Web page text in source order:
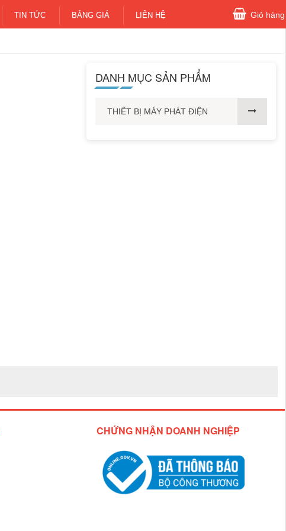
TIN TỨC BẢNG GIÁ LIÊN HỆ Giỏ hàng
DANH MỤC SẢN PHẨM
THIẾT BỊ MÁY PHÁT ĐIỆN
CHỨNG NHẬN DOANH NGHIỆP